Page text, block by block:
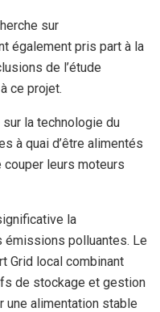
sur
également pris part à la
de l’étude
ce projet.
la technologie du
à quai d’être alimentés
leurs moteurs
la
émissions polluantes. Le
Grid local combinant
de stockage et gestion
une alimentation stable